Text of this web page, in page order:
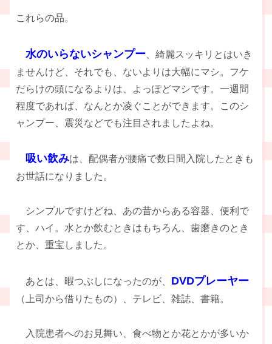
これらの品。
水のいらないシャンプー 、綺麗スッキリとはいき
ませんけど、それでも、ないよりは大幅にマシ。フケ
だらけの頭になるよりは、よっぽどマシです。一週間
程度であれば、なんとか凌ぐことができます。このシ
ャンプー、震災などでも注目されましたよね。
吸い飲みは、配偶者が腰痛で数日間入院したときも
お世話になりました。
シンプルですけどね、あの昔からある容器、便利で
す、ハイ。水とか飲むときはもちろん、歯磨きのとき
とか、重宝しました。
あとは、暇つぶしになったのが、 DVDプレーヤー
（上司から借りたもの）、テレビ、雑誌、書籍。
入院患者へのお見舞い、食べ物とか花とかが多いか